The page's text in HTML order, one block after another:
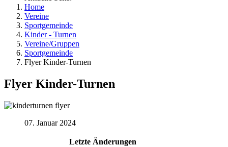
Home
Vereine
Sportgemeinde
Kinder - Turnen
Vereine/Gruppen
Sportgemeinde
Flyer Kinder-Turnen
Flyer Kinder-Turnen
07. Januar 2024
Letzte Änderungen